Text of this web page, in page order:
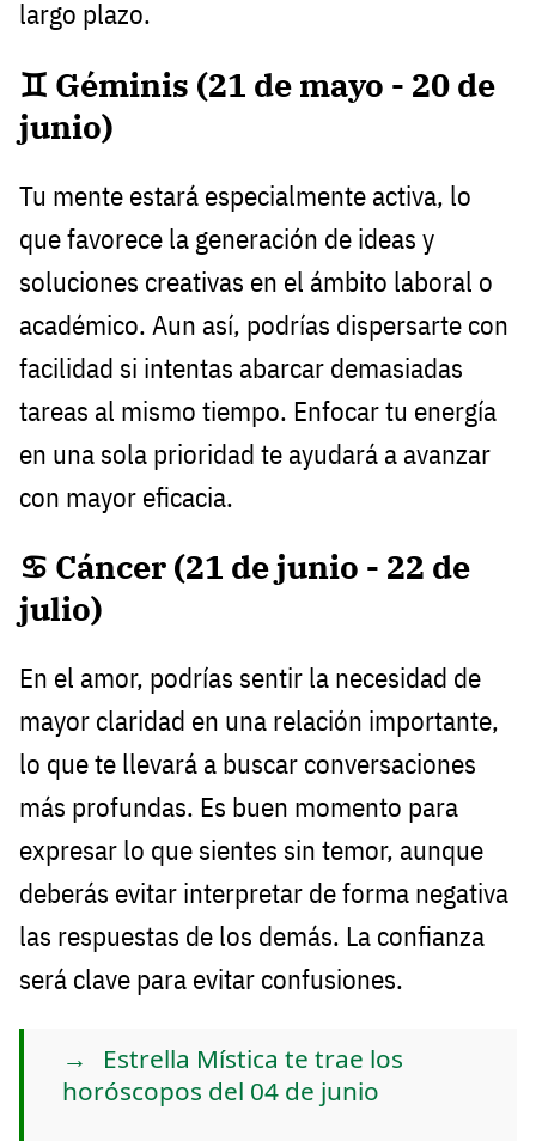
largo plazo.
♊ Géminis (21 de mayo - 20 de
junio)
Tu mente estará especialmente activa, lo
que favorece la generación de ideas y
soluciones creativas en el ámbito laboral o
académico. Aun así, podrías dispersarte con
facilidad si intentas abarcar demasiadas
tareas al mismo tiempo. Enfocar tu energía
en una sola prioridad te ayudará a avanzar
con mayor eficacia.
♋ Cáncer (21 de junio - 22 de
julio)
En el amor, podrías sentir la necesidad de
mayor claridad en una relación importante,
lo que te llevará a buscar conversaciones
más profundas. Es buen momento para
expresar lo que sientes sin temor, aunque
deberás evitar interpretar de forma negativa
las respuestas de los demás. La confianza
será clave para evitar confusiones.
Estrella Mística te trae los
horóscopos del 04 de junio